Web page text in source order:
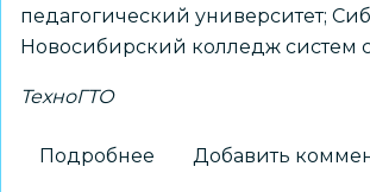
педагогический университет;
Новосибирский колледж систем
ТехноГТО
Подробнее Добавить